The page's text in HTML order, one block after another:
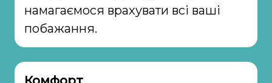
намагаємося врахувати всі ваші
побажання.